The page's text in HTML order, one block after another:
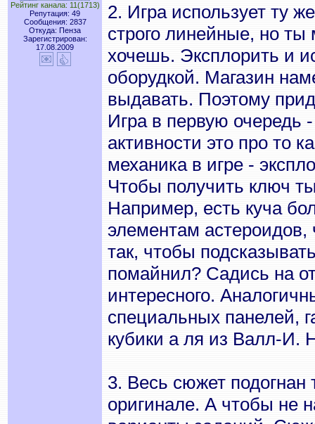
Рейтинг канала: 11(1713)
Репутация: 49
Сообщения: 2837
Откуда: Пенза
Зарегистрирован:
17.08.2009
2. Игра использует ту
строго линейные, но
хочешь. Эксплорить и
оборудкой. Магазин
выдавать. Поэтому
Игра в первую очередь
активности это про то
механика в игре -
Чтобы получить ключ
Например, есть куча
элементам астероидов,
так, чтобы
помайнил? Садись на
интересного.
специальных панелей,
кубики а ля из Валл-И.
3. Весь сюжет подогнан
оригинале. А чтобы не